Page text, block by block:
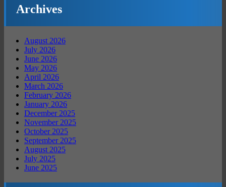
Archives
August 2026
July 2026
June 2026
May 2026
April 2026
March 2026
February 2026
January 2026
December 2025
November 2025
October 2025
September 2025
August 2025
July 2025
June 2025